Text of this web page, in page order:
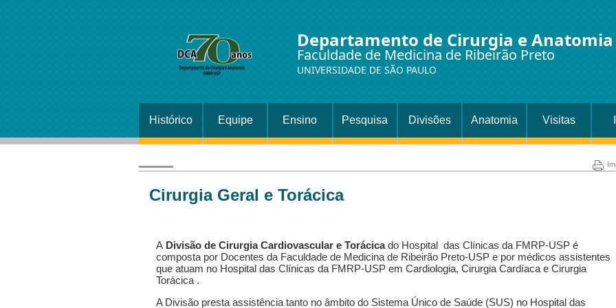
Departamento de Cirurgia e Anatomia
Faculdade de Medicina de Ribeirão Preto
UNIVERSIDADE DE SÃO PAULO
Histórico Equipe Ensino Pesquisa Divisões Anatomia Visitas
Cirurgia Geral e Torácica
A Divisão de Cirurgia Cardiovascular e Torácicado Hospital das Clínicas da FMRP-USP é
composta por Docentes da Faculdade de Medicina de Ribeirão Preto-USP e por médicos assistentes
que atuam no Hospital das Clínicas da FMRP-USP em Cardiologia, Cirurgia Cardíaca e Cirurgia
Torácica .
A Divisão presta assistência tanto no âmbito do Sistema Único de Saúde (SUS) no Hospital das